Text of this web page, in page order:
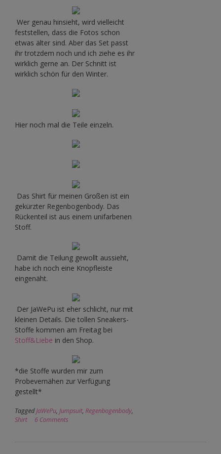
Wer genau hinsieht, wird vielleicht
feststellen, dass die Fotos schon
etwas älter sind. Aber das Set passt
ihr trotzdem noch und ich ziehe es ihr
wirklich gerne an. Der Schnitt ist
wirklich schön für den Winter.
Hier noch mal die Teile einzeln.
Das Shirt für meinen Großen ist ein
gekürzter Regenbogenbody. Das
Rückenteil ist aus einem unifarbenen
Stoff.
Damit die Teilung gewollt aussieht,
habe ich noch eine Knopfleiste
eingenäht.
Der JaWePu ist eher schlicht, nur mit
kleinen Details. Die tollen Sneakers-
Stoffe kommen am Freitag bei
Stoff&Liebe in den Shop.
*die Stoffe wurden mir zum
Probevernähen zur Verfügung
gestellt*
TaggedJaWePu, Jumpsuit, Regenbogenbody,
Shirt
6 Comments